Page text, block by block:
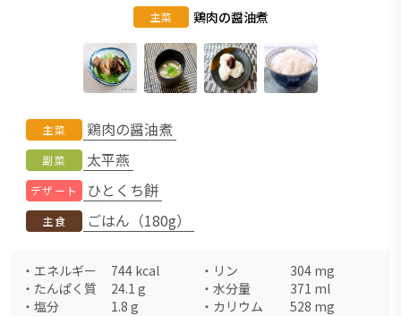
主菜 鶏肉の醤油煮
主菜 鶏肉の醤油煮
副菜 太平燕
デザート ひとくち餅
主食 ごはん（180g）
・ エネルギー 744 kcal ・ リン 304 mg
・ たんぱく質 24.1 g ・ 水分量 371 ml
・ 塩分 1.8 g ・ カリウム 528 mg